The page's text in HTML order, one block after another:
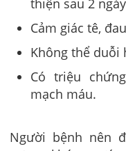
Cảm giác tê,
Không thể duỗi
Có triệu
mạch máu.
Người bệnh nên